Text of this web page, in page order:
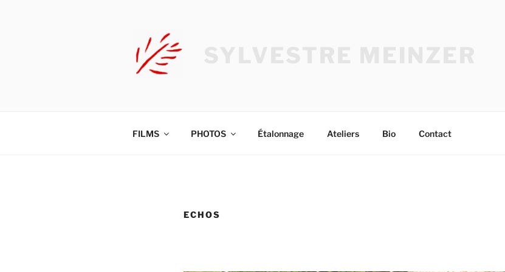
FILMS PHOTOS Étalonnage Ateliers Bio Contact
ECHOS